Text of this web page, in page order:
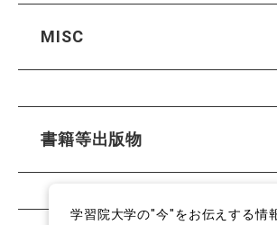
MISC
書籍等出版物
学習院大学の"今"をお伝えする情